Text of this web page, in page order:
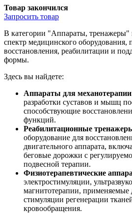
Товар закончился
Запросить товар
В категории "Аппараты, тренажеры"
спектр медицинского оборудования,
восстановления, реабилитации и
формы.
Здесь вы найдете:
Аппараты для
разработки суставов и мышц
способствующие
функций.
Реабилитационные
оборудование для
двигательного аппарата,
беговые дорожки с
подвесной терапии.
Физиотерапевтические
электростимуляции,
магнитотерапии, применяемые
стимуляции регенерации
кровообращения.